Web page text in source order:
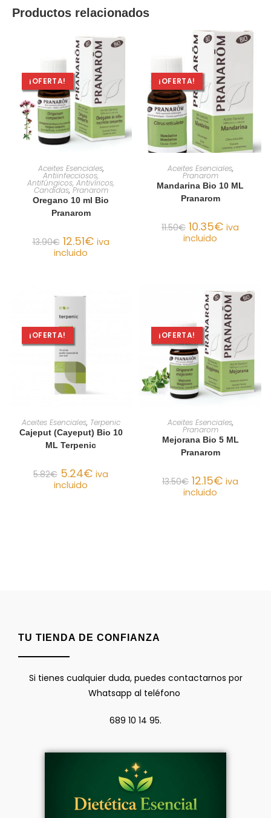
Productos relacionados
¡OFERTA!
AÑADIR AL CARRITO
Aceites Esenciales,
Antiinfecciosos,
Antifúngicos, Antivíricos,
Candidas,Pranarom
Oregano 10 ml Bio
Pranarom
13.90€ 12.51€ iva
incluido
¡OFERTA!
AÑADIR AL CARRITO
Aceites Esenciales,
Pranarom
Mandarina Bio 10 ML
Pranarom
11.50€ 10.35€ iva
incluido
¡OFERTA!
AÑADIR AL CARRITO
Aceites Esenciales, Terpenic
Cajeput (Cayeput) Bio 10
ML Terpenic
5.82€ 5.24€ iva
incluido
¡OFERTA!
AÑADIR AL CARRITO
Aceites Esenciales,
Pranarom
Mejorana Bio 5 ML
Pranarom
13.50€ 12.15€ iva
incluido
TU TIENDA DE CONFIANZA
Si tienes cualquier duda, puedes contactarnos por
Whatsapp al teléfono
689 10 14 95.